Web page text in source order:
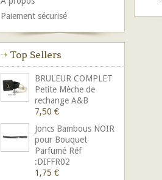
Paiement sécurisé
Top Sellers
BRULEUR COMPLET
Petite Mèche de
rechange A&B
7,50 €
Joncs Bambous NOIR
pour Bouquet
Parfumé Réf
:DIFFR02
1,75 €